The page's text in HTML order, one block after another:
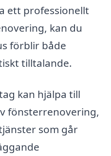
ett professionellt
kan du
förblir både
tilltalande.
kan hjälpa till
fönsterrenovering,
som går